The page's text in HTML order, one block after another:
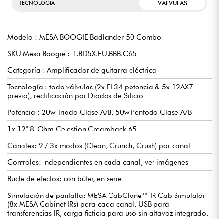
TECNOLOGÍA VÁLVULAS
Modelo : MESA BOOGIE Badlander 50 Combo
SKU Mesa Boogie : 1.BD5X.EU.BBB.C65
Categoría : Amplificador de guitarra eléctrica
Tecnología : todo válvulas (2x EL34 potencia & 5x 12AX7
previo), rectificación por Diodos de Silicio
Potencia : 20w Triodo Clase A/B, 50w Pentodo Clase A/B
1x 12" 8-Ohm Celestion Creamback 65
Canales: 2 / 3x modos (Clean, Crunch, Crush) por canal
Controles: independientes en cada canal, ver imágenes
Bucle de efectos: con búfer, en serie
Simulación de pantalla: MESA CabClone™ IR Cab Simulator
(8x MESA Cabinet IRs) para cada canal, USB para
transferencias IR, carga ficticia para uso sin altavoz integrado,